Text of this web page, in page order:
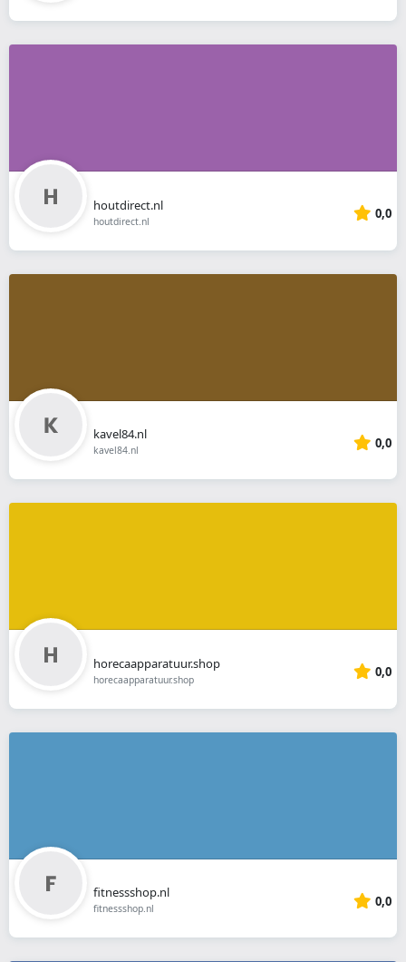
houtdirect.nl
houtdirect.nl 0,0
kavel84.nl
kavel84.nl 0,0
horecaapparatuur.shop
horecaapparatuur.shop 0,0
fitnessshop.nl
fitnessshop.nl 0,0